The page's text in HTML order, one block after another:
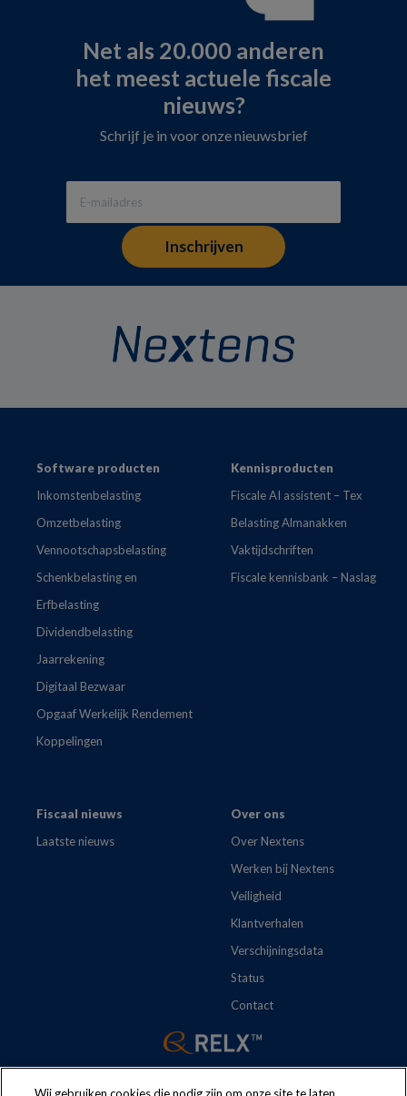
Net als 20.000 anderen
het meest actuele fiscale
nieuws?
Schrijf je in voor onze nieuwsbrief
FooterSoftware producten
Inkomstenbelasting
Omzetbelasting
Vennootschapsbelasting
Schenkbelasting en
Erfbelasting
Dividendbelasting
Jaarrekening
Digitaal Bezwaar
Opgaaf Werkelijk Rendement
Koppelingen
Kennisproducten
Fiscale AI assistent – Tex
Belasting Almanakken
Vaktijdschriften
Fiscale kennisbank – Naslag
Fiscaal nieuws
Laatste nieuws
Over ons
Over Nextens
Werken bij Nextens
Veiligheid
Klantverhalen
Verschijningsdata
Status
Contact